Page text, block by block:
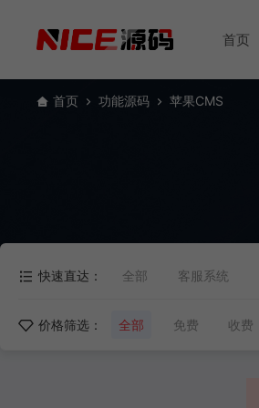
首页
首页 功能源码 苹果CMS
快速直达： 全部 客服系统
价格筛选： 全部 免费 收费